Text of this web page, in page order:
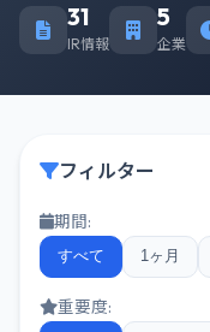
31
IR情報
5
企業
フィルター
期間:
すべて 1ヶ月
重要度: